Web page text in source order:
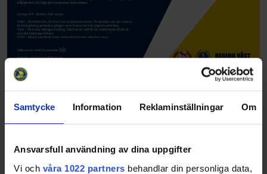
Samtycke Information Reklaminställningar Om
Ansvarsfull användning av dina uppgifter
Vi och våra 1022 partners behandlar din personliga data,
Anmälan till eventet görs här. Först till kvarn gäller.
1 2 3 4 5 6 7 8 9
13
14 15 16 17 18 19 20 21
22